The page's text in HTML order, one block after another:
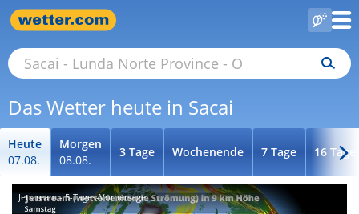
Das Wetter heute in Sacai
Heute
07.08.
Morgen
08.08.
3 Tage Wochenende 7 Tage 16 Tage
Jetstream - 5-Tages-Vorhersage